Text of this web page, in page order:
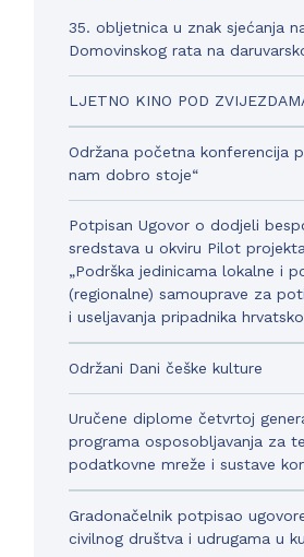
35. obljetnica u znak sjećanja
Domovinskog rata na
LJETNO KINO POD
Održana početna konferencija
nam dobro stoje“
Potpisan Ugovor o dodjeli
sredstava u okviru Pilot
„Podrška jedinicama lokalne i
(regionalne) samouprave za
i useljavanja pripadnika
Održani Dani češke kulture
Uručene diplome četvrtoj
programa osposobljavanja za
podatkovne mreže i sustave
Gradonačelnik potpisao
civilnog društva i udrugama u